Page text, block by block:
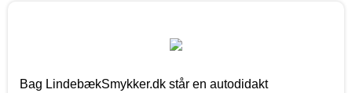
Bag LindebækSmykker.dk står en autodidakt